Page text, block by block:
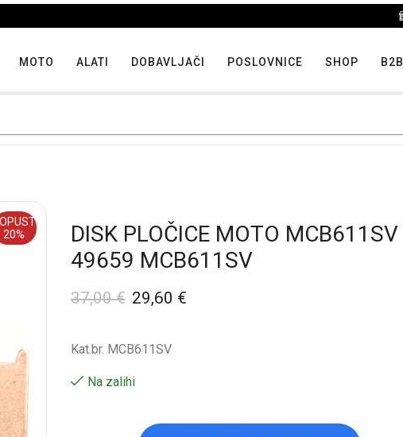
MOTO ALATI DOBAVLJAČI POSLOVNICE SHOP B2B
20%
DISK PLOČICE MOTO MCB611SV
49659 MCB611SV
37,00€ 29,60 €
Kat.br. MCB611SV
Na zalihi